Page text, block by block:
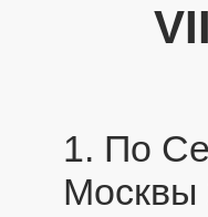
1. По
Москвы